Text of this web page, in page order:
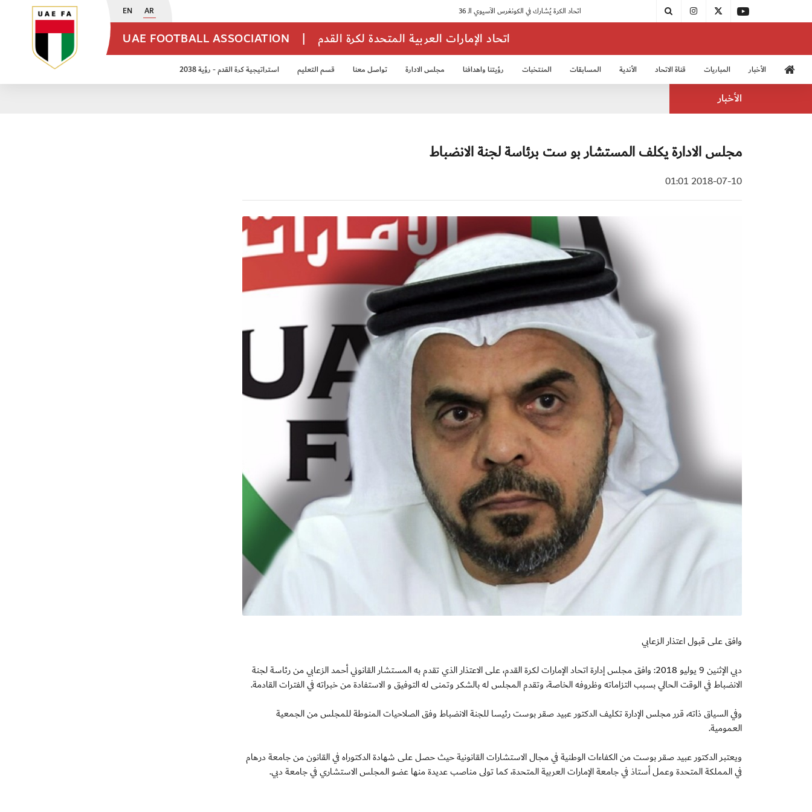
EN AR
UAE FOOTBALL ASSOCIATION | اتحاد الإمارات العربية المتحدة لكرة القدم
الأخبار المباريات قناة الاتحاد الأندية المسابقات المنتخبات رؤيتنا واهدافنا مجلس الادارة تواصل معنا قسم التعليم استراتيجية كرة القدم - رؤية 2038
الأخبار
مجلس الادارة يكلف المستشار بو ست برئاسة لجنة الانضباط
2018-07-10 01:01
وافق على قبول اعتذار الزعابي
دبي الإثنين 9 يوليو 2018: وافق مجلس إدارة اتحاد الإمارات لكرة القدم، على الاعتذار الذي تقدم به المستشار القانوني أحمد الزعابي من رئاسة لجنة
الانضباط في الوقت الحالي بسبب التزاماته وظروفه الخاصة، وتقدم المجلس له بالشكر وتمنى له التوفيق و الاستفادة من خبراته في الفترات القادمة.
وفي السياق ذاته، قرر مجلس الإدارة تكليف الدكتور عبيد صقر بوست رئيسا للجنة الانضباط وفق الصلاحيات المنوطة للمجلس من الجمعية
العمومية.
ويعتبر الدكتور عبيد صقر بوست من الكفاءات الوطنية في مجال الاستشارات القانونية حيث حصل على شهادة الدكتوراه في القانون من جامعة درهام
في المملكة المتحدة وعمل أستاذ في جامعة الإمارات العربية المتحدة، كما تولى مناصب عديدة منها عضو المجلس الاستشاري في جامعة دبي.